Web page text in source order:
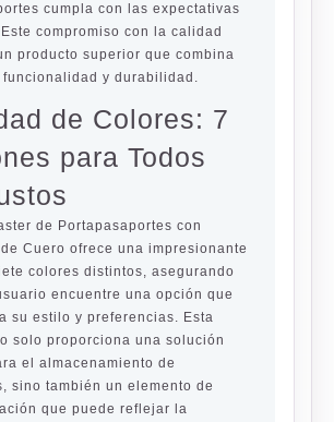
cumpla con las expectativas
compromiso con la calidad
producto superior que combina
y durabilidad.
de Colores: 7
para Todos
de Portapasaportes con
Cuero ofrece una impresionante
colores distintos, asegurando
encuentre una opción que
su estilo y preferencias. Esta
solo proporciona una solución
el almacenamiento de
sino también un elemento de
que puede reflejar la